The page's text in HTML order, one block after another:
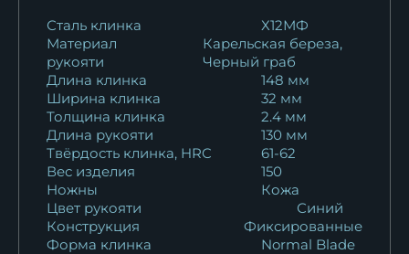
Нож Овод 2 дамаск торцевой
рукоять...
Нож Овод 2 дамаск
нержавеющий кость...
156 409₽
Нож Овод 2 дамаск торцевой
черный...
21 085
Сталь клинка
Х12МФ
Материал
рукояти
Карельская береза,
Черный граб
Длина клинка
148 мм
Ширина клинка
32 мм
Толщина клинка
2.4 мм
Длина рукояти
130 мм
Твёрдость клинка, HRC
61-62
Вес изделия
150
Ножны
Кожа
Цвет рукояти
Синий
Конструкция
Фиксированные
Форма клинка
Normal Blade